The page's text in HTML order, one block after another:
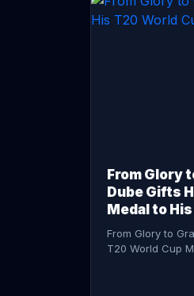
From Glory
Dube Gifts
Medal to
From Glory to
T20 World Cup